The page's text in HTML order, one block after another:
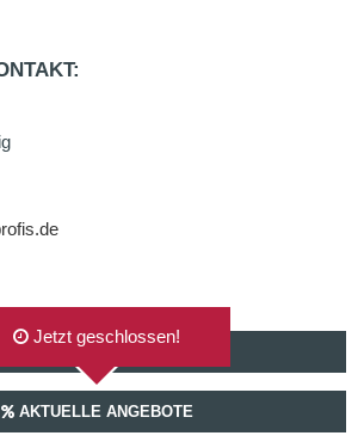
GOOGLEMAPS ANZEIGEN
Jetzt geschlossen!
AKTUELLE ANGEBOTE